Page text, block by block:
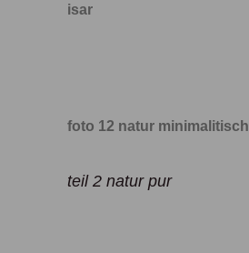
isar
foto 12 natur minimalitisch
teil 2 natur pur